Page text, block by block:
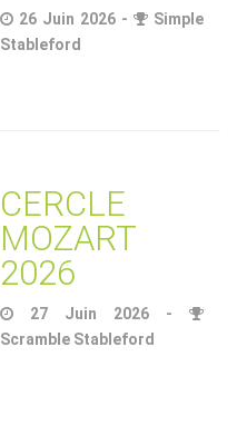
26 Juin 2026 -
Simple
Stableford
CERCLE
MOZART
2026
27 Juin 2026 -
Scramble Stableford